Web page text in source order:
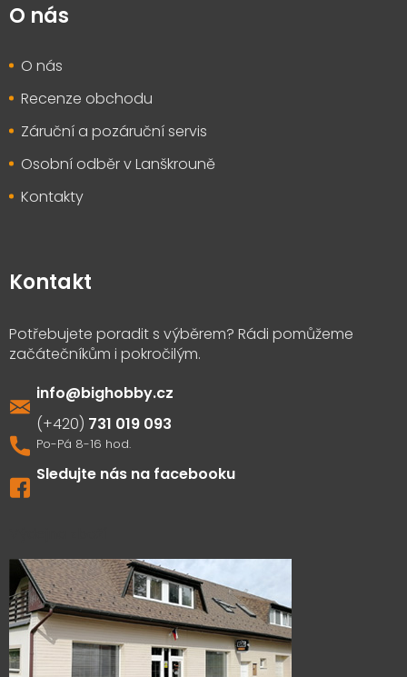
O nás
O nás
Recenze obchodu
Záruční a pozáruční servis
Osobní odběr v Lanškrouně
Kontakty
Kontakt
info@bighobby.cz
731 019 093
Sledujte nás na facebooku